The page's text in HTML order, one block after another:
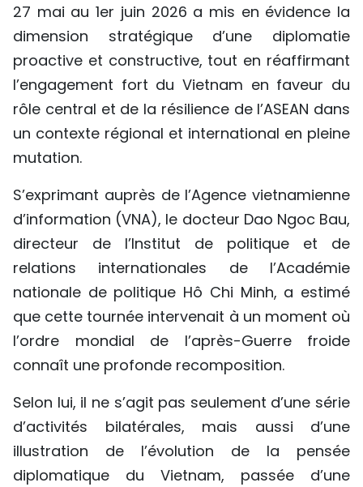
ESPAÑOL
27 mai au 1er juin 2026 a mis en évidence la
dimension stratégique d’une diplomatie
proactive et constructive, tout en réaffirmant
l’engagement fort du Vietnam en faveur du
rôle central et de la résilience de l’ASEAN dans
un contexte régional et international en pleine
mutation.
S’exprimant auprès de l’Agence vietnamienne
d’information (VNA), le docteur Dao Ngoc Bau,
directeur de l’Institut de politique et de
relations internationales de l’Académie
nationale de politique Hô Chi Minh, a estimé
que cette tournée intervenait à un moment où
l’ordre mondial de l’après-Guerre froide
connaît une profonde recomposition.
Selon lui, il ne s’agit pas seulement d’une série
d’activités bilatérales, mais aussi d’une
illustration de l’évolution de la pensée
diplomatique du Vietnam, passée d’une